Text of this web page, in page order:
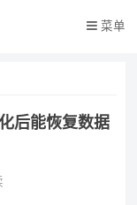
菜单
后能恢复数据